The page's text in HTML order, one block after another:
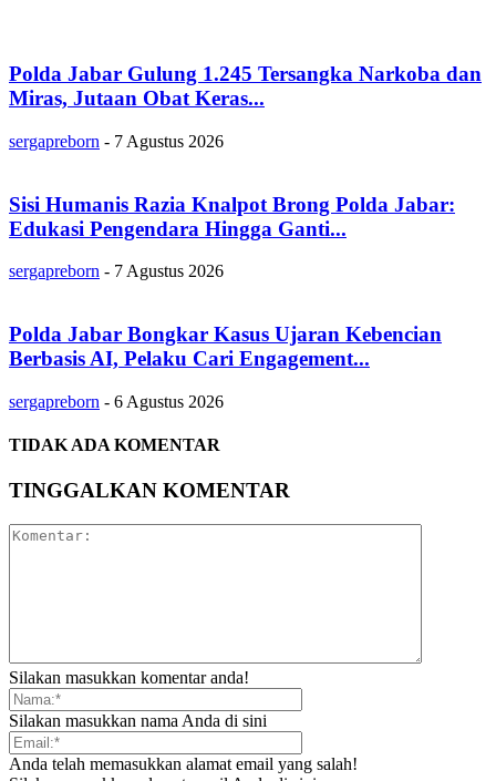
Polda Jabar Gulung 1.245 Tersangka Narkoba dan
Miras, Jutaan Obat Keras...
sergapreborn - 7 Agustus 2026
Sisi Humanis Razia Knalpot Brong Polda Jabar:
Edukasi Pengendara Hingga Ganti...
sergapreborn - 7 Agustus 2026
Polda Jabar Bongkar Kasus Ujaran Kebencian
Berbasis AI, Pelaku Cari Engagement...
sergapreborn - 6 Agustus 2026
TIDAK ADA KOMENTAR
TINGGALKAN KOMENTAR
Silakan masukkan komentar anda!
Silakan masukkan nama Anda di sini
Anda telah memasukkan alamat email yang salah!